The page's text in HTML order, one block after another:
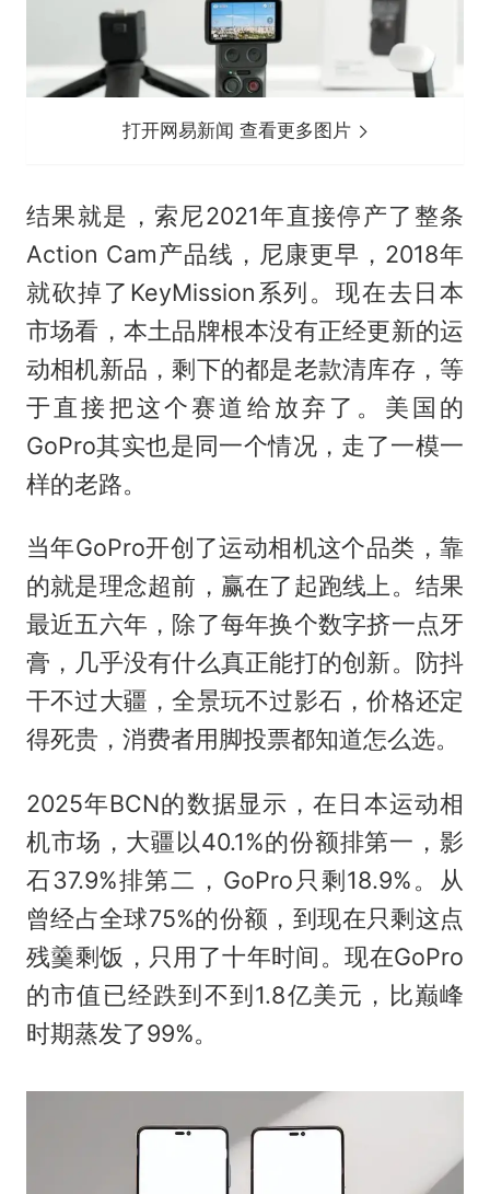
打开网易新闻 查看更多图片
结果就是，索尼2021年直接停产了整条
Action Cam产品线，尼康更早，2018年
就砍掉了KeyMission系列。现在去日本
市场看，本土品牌根本没有正经更新的运
动相机新品，剩下的都是老款清库存，等
于直接把这个赛道给放弃了。美国的
GoPro其实也是同一个情况，走了一模一
样的老路。
当年GoPro开创了运动相机这个品类，靠
的就是理念超前，赢在了起跑线上。结果
最近五六年，除了每年换个数字挤一点牙
膏，几乎没有什么真正能打的创新。防抖
干不过大疆，全景玩不过影石，价格还定
得死贵，消费者用脚投票都知道怎么选。
2025年BCN的数据显示，在日本运动相
机市场，大疆以40.1%的份额排第一，影
石37.9%排第二，GoPro只剩18.9%。从
曾经占全球75%的份额，到现在只剩这点
残羹剩饭，只用了十年时间。现在GoPro
的市值已经跌到不到1.8亿美元，比巅峰
时期蒸发了99%。